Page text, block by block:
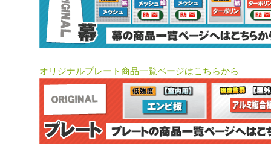
オリジナルプレート商品一覧ページはこちらから